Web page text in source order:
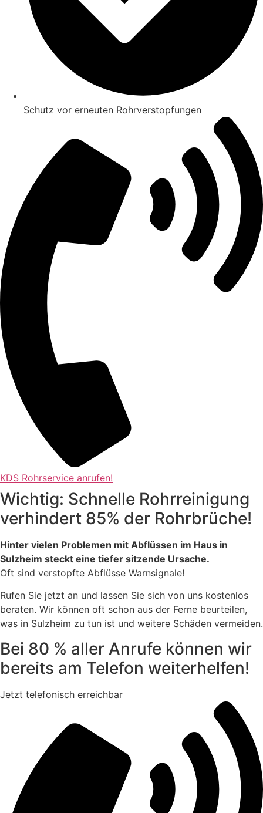
Schutz vor erneuten Rohrverstopfungen
KDS Rohrservice anrufen!
Wichtig: Schnelle Rohrreinigung
verhindert 85% der Rohrbrüche!
Hinter vielen Problemen mit Abflüssen im Haus in
Sulzheim steckt eine tiefer sitzende Ursache.
Oft sind verstopfte Abflüsse Warnsignale!
Rufen Sie jetzt an und lassen Sie sich von uns kostenlos
beraten. Wir können oft schon aus der Ferne beurteilen,
was in Sulzheim zu tun ist und weitere Schäden vermeiden.
Bei 80 % aller Anrufe können wir
bereits am Telefon weiterhelfen!
Jetzt telefonisch erreichbar